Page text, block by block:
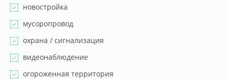
новостройка
мусоропровод
охрана / сигнализация
видеонаблюдение
огороженная территория